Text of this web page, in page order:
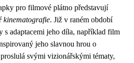
pro filmové plátno představují
kinematografie. Již v raném období
s adaptacemi jeho díla, například film
jeho slavnou hrou o
svými vizionářskými tématy,